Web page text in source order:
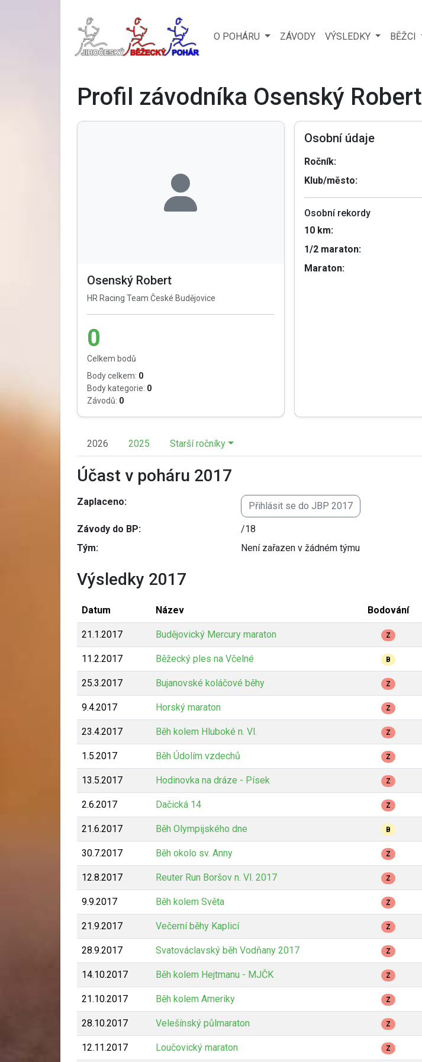
O POHÁRU ZÁVODY VÝSLEDKY BĚŽCI
Profil závodníka Osenský Robert
Osenský Robert
HR Racing Team České Budějovice
0
Celkem bodů
Body celkem: 0
Body kategorie: 0
Závodů: 0
Osobní údaje
Ročník:
Klub/město:
Osobní rekordy
10 km:
1/2 maraton:
Maraton:
2026 2025 Starší ročníky
Účast v poháru 2017
Zaplaceno: Přihlásit se do JBP 2017
Závody do BP:
/18
Tým:
Není zařazen v žádném týmu
Výsledky 2017
Datum Název Bodování
21.1.2017 Budějovický Mercury maraton Z
11.2.2017 Běžecký ples na Včelné B
25.3.2017 Bujanovské koláčové běhy Z
9.4.2017 Horský maraton Z
23.4.2017 Běh kolem Hluboké n. Vl. Z
1.5.2017 Běh Údolím vzdechů Z
13.5.2017 Hodinovka na dráze - Písek Z
2.6.2017 Dačická 14 Z
21.6.2017 Běh Olympijského dne B
30.7.2017 Běh okolo sv. Anny Z
12.8.2017 Reuter Run Boršov n. Vl. 2017 Z
9.9.2017 Běh kolem Světa Z
21.9.2017 Večerní běhy Kaplicí Z
28.9.2017 Svatováclavský běh Vodňany 2017 Z
14.10.2017 Běh kolem Hejtmanu - MJČK Z
21.10.2017 Běh kolem Ameriky Z
28.10.2017 Velešínský půlmaraton Z
12.11.2017 Loučovický maraton Z